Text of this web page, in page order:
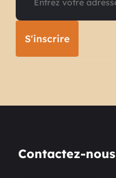
S'inscrire
Contactez-nous